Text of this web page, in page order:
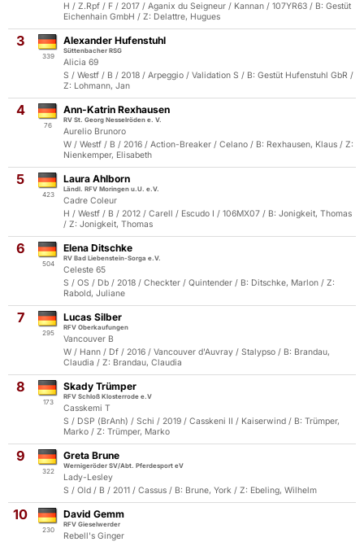
H / Z.Rpf / F / 2017 / Aganix du Seigneur / Kannan / 107YR63 / B: Gestüt
Eichenhain GmbH / Z: Delattre, Hugues
3
339
Alexander Hufenstuhl
Süttenbacher RSG
Alicia 69
S / Westf / B / 2018 / Arpeggio / Validation S / B: Gestüt Hufenstuhl GbR /
Z: Lohmann, Jan
4
76
Ann-Katrin Rexhausen
RV St. Georg Nesselröden e. V.
Aurelio Brunoro
W / Westf / B / 2016 / Action-Breaker / Celano / B: Rexhausen, Klaus / Z:
Nienkemper, Elisabeth
5
423
Laura Ahlborn
Ländl. RFV Moringen u.U. e.V.
Cadre Coleur
H / Westf / B / 2012 / Carell / Escudo I / 106MX07 / B: Jonigkeit, Thomas
/ Z: Jonigkeit, Thomas
6
504
Elena Ditschke
RV Bad Liebenstein-Sorga e.V.
Celeste 65
S / OS / Db / 2018 / Checkter / Quintender / B: Ditschke, Marlon / Z:
Rabold, Juliane
7
295
Lucas Silber
RFV Oberkaufungen
Vancouver B
W / Hann / Df / 2016 / Vancouver d'Auvray / Stalypso / B: Brandau,
Claudia / Z: Brandau, Claudia
8
173
Skady Trümper
RFV Schloß Klosterrode e.V
Casskemi T
S / DSP (BrAnh) / Schi / 2019 / Casskeni II / Kaiserwind / B: Trümper,
Marko / Z: Trümper, Marko
9
322
Greta Brune
Wernigeröder SV/Abt. Pferdesport eV
Lady-Lesley
S / Old / B / 2011 / Cassus / B: Brune, York / Z: Ebeling, Wilhelm
10
230
David Gemm
RFV Gieselwerder
Rebell's Ginger